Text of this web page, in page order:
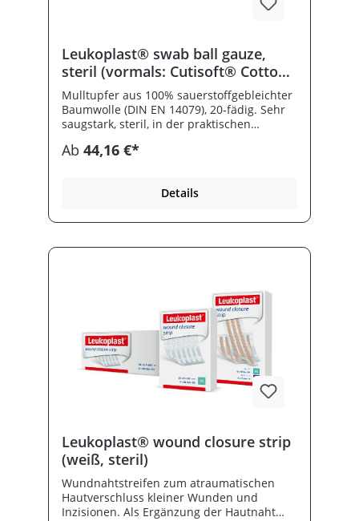
Leukoplast® swab ball gauze,
steril (vormals: Cutisoft® Cotton
Tupfer steril)
Mulltupfer aus 100% sauerstoffgebleichter
Baumwolle (DIN EN 14079), 20-fädig. Sehr
saugstark, steril, in der praktischen
früher Cutisoft® Cotton Tupfer steril.
Ab 44,16 €*
Details
Leukoplast® wound closure strip
(weiß, steril)
Wundnahtstreifen zum atraumatischen
Hautverschluss kleiner Wunden und
Inzisionen. Als Ergänzung der Hautnaht